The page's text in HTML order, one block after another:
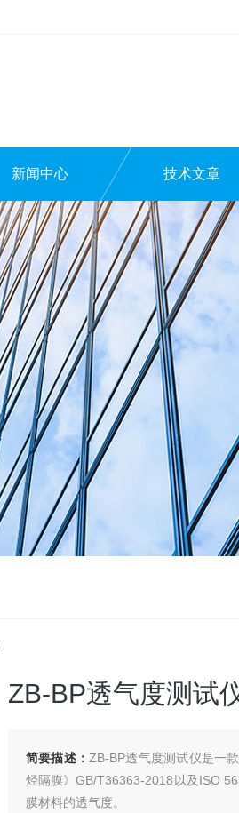
新闻中心 技术文章
ZB-BP透气度测试
简要描述： ZB-BP透气度测试仪是一
烃隔膜》GB/T36363-2018以及ISO
膜材料的透气度。